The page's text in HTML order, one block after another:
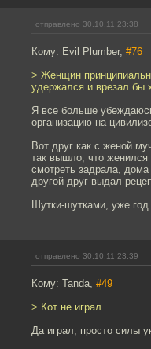
отправлено 30.10.11 23:38
Кому: Evil Plumber, #76
> Женщин
удержался и врезал бы
Я все больше
организацию на
Вот друг как с женой
так вышло, что
смотреть задрала,
другой друг выдал
Шутки-шутками, уже
отправлено 30.10.11 23:39
Кому: Tanda, #49
> Кот не играл.
Да играл, просто силы